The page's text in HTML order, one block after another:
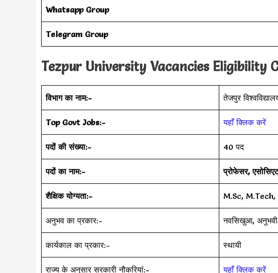
Whatsapp Group
Telegram Group
Tezpur University Vacancies Eligibility
विभाग का नाम:- तेजपुर
Top Govt Jobs:- यहाँ क्लिक करें
पदों की संख्या:- 40 पद
पदों का नाम:- प्रोफेसर,
शैक्षिक योग्यता:- M.Sc, M.Tech,
अनुभव का प्रकार:- नवसिखुआ, अनुभवी
कार्यकाल का प्रकार:- स्थायी
राज्य के अनुसार सरकारी नौकरियां:- यहाँ क्लिक करें